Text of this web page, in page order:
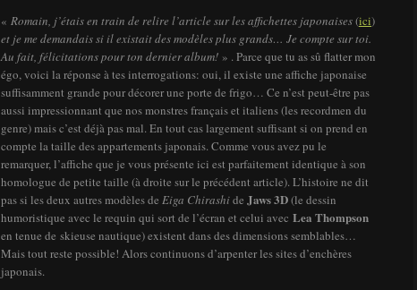
« Romain, j’étais en train de relire l’article sur les affichettes japonaises(ici)
et je me demandais si il existait des modèles plus grands… Je compte sur toi.
Au fait, félicitations pour ton dernier album! » . Parce que tu as sû flatter mon
égo, voici la réponse à tes interrogations: oui, il existe une affiche japonaise
suffisamment grande pour décorer une porte de frigo… Ce n’est peut-être pas
aussi impressionnant que nos monstres français et italiens (les recordmen du
genre) mais c’est déjà pas mal. En tout cas largement suffisant si on prend en
compte la taille des appartements japonais. Comme vous avez pu le
remarquer, l’affiche que je vous présente ici est parfaitement identique à son
homologue de petite taille (à droite sur le précédent article). L’histoire ne dit
pas si les deux autres modèles de Eiga Chirashide Jaws 3D(le dessin
humoristique avec le requin qui sort de l’écran et celui avec Lea Thompson
en tenue de skieuse nautique) existent dans des dimensions semblables…
Mais tout reste possible! Alors continuons d’arpenter les sites d’enchères
japonais.